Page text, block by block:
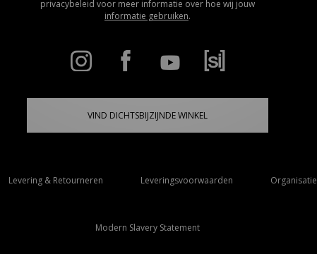
privacybeleid voor meer informatie over hoe wij jouw
informatie gebruiken.
VIND DICHTSBIJZIJNDE WINKEL
Levering & Retourneren Leveringsvoorwaarden Organisatie
Modern Slavery Statement